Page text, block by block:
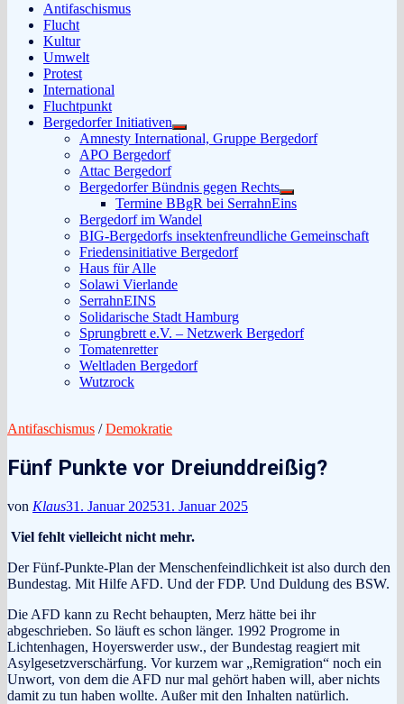
Antifaschismus
Flucht
Kultur
Umwelt
Protest
International
Fluchtpunkt
Bergedorfer Initiativen
Untermenü
anzeigen
Amnesty International, Gruppe Bergedorf
APO Bergedorf
Attac Bergedorf
Bergedorfer Bündnis gegen Rechts
Untermenü
anzeigen
Termine BBgR bei SerrahnEins
Bergedorf im Wandel
BIG-Bergedorfs insektenfreundliche Gemeinschaft
Friedensinitiative Bergedorf
Haus für Alle
Solawi Vierlande
SerrahnEINS
Solidarische Stadt Hamburg
Sprungbrett e.V. – Netzwerk Bergedorf
Tomatenretter
Weltladen Bergedorf
Wutzrock
Antifaschismus /Demokratie
Fünf Punkte vor Dreiunddreißig?
von Klaus31. Januar 202531. Januar 2025
Viel fehlt vielleicht nicht mehr.
Der Fünf-Punkte-Plan der Menschenfeindlichkeit ist also durch den
Bundestag. Mit Hilfe AFD. Und der FDP. Und Duldung des BSW.
Die AFD kann zu Recht behaupten, Merz hätte bei ihr
abgeschrieben. So läuft es schon länger. 1992 Progrome in
Lichtenhagen, Hoyerswerder usw., der Bundestag reagiert mit
Asylgesetzverschärfung. Vor kurzem war „Remigration“ noch ein
Unwort, von dem die AFD nur mal gehört haben will, aber nichts
damit zu tun haben wollte. Außer mit den Inhalten natürlich.